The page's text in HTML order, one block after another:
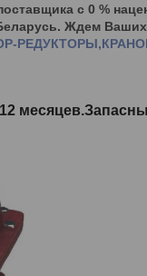
с 0 %
Ждем Ваших